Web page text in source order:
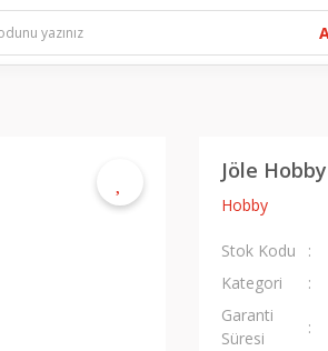
Jöle
Hobby
Stok Kodu
Kategori
Garanti
Süresi